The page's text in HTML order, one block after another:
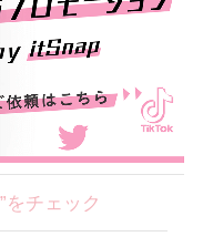
をチェック